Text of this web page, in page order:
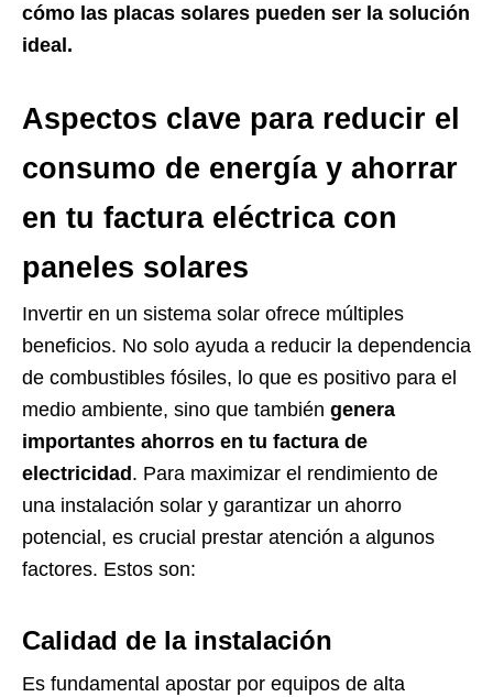
cómo las placas solares pueden ser la solución
ideal.
Aspectos clave para reducir el
consumo de energía y ahorrar
en tu factura eléctrica con
paneles solares
Invertir en un sistema solar ofrece múltiples
beneficios. No solo ayuda a reducir la dependencia
de combustibles fósiles, lo que es positivo para el
medio ambiente, sino que también genera
importantes ahorros en tu factura de
electricidad . Para maximizar el rendimiento de
una instalación solar y garantizar un ahorro
potencial, es crucial prestar atención a algunos
factores. Estos son:
Calidad de la instalación
Es fundamental apostar por equipos de alta